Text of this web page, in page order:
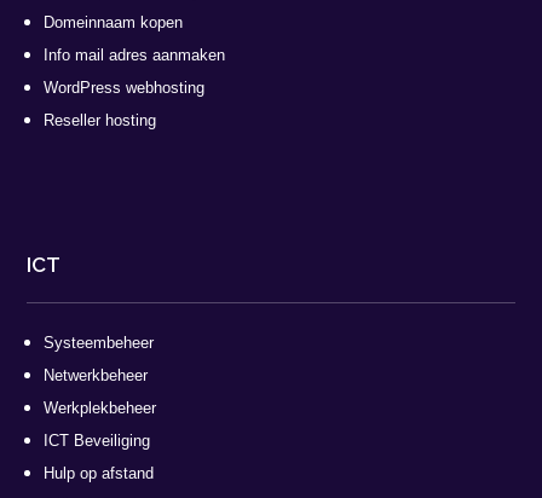
Domeinnaam kopen
Info mail adres aanmaken
WordPress webhosting
Reseller hosting
ICT
Systeembeheer
Netwerkbeheer
Werkplekbeheer
ICT Beveiliging
Hulp op afstand